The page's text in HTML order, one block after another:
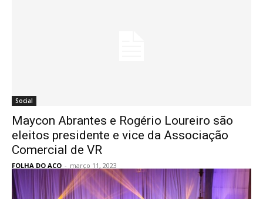
Social
Maycon Abrantes e Rogério Loureiro são
eleitos presidente e vice da Associação
Comercial de VR
FOLHA DO ACO - março 11, 2023